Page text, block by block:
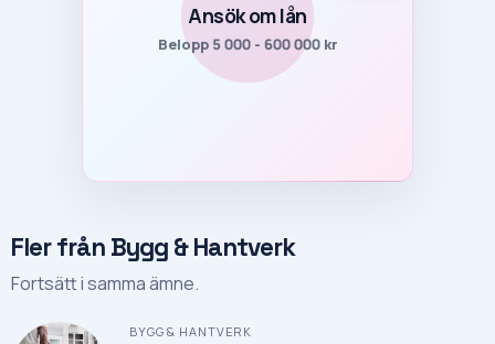
Ansök om lån
Belopp 5 000 - 600 000 kr
Fler från Bygg & Hantverk
Fortsätt i samma ämne.
BYGG & HANTVERK